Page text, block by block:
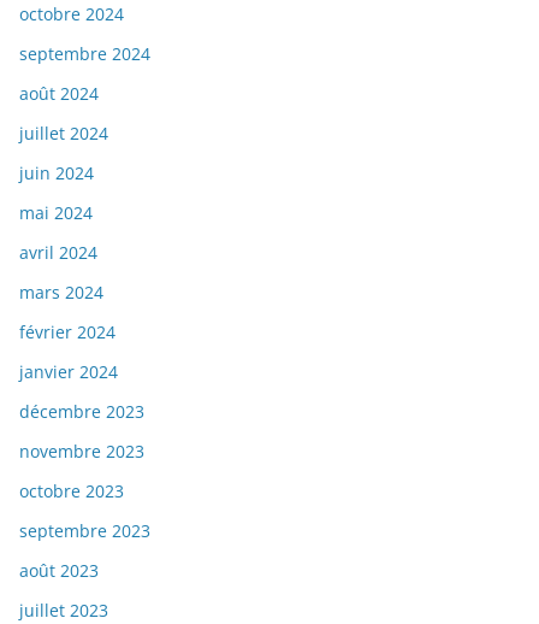
octobre 2024
septembre 2024
août 2024
juillet 2024
juin 2024
mai 2024
avril 2024
mars 2024
février 2024
janvier 2024
décembre 2023
novembre 2023
octobre 2023
septembre 2023
août 2023
juillet 2023